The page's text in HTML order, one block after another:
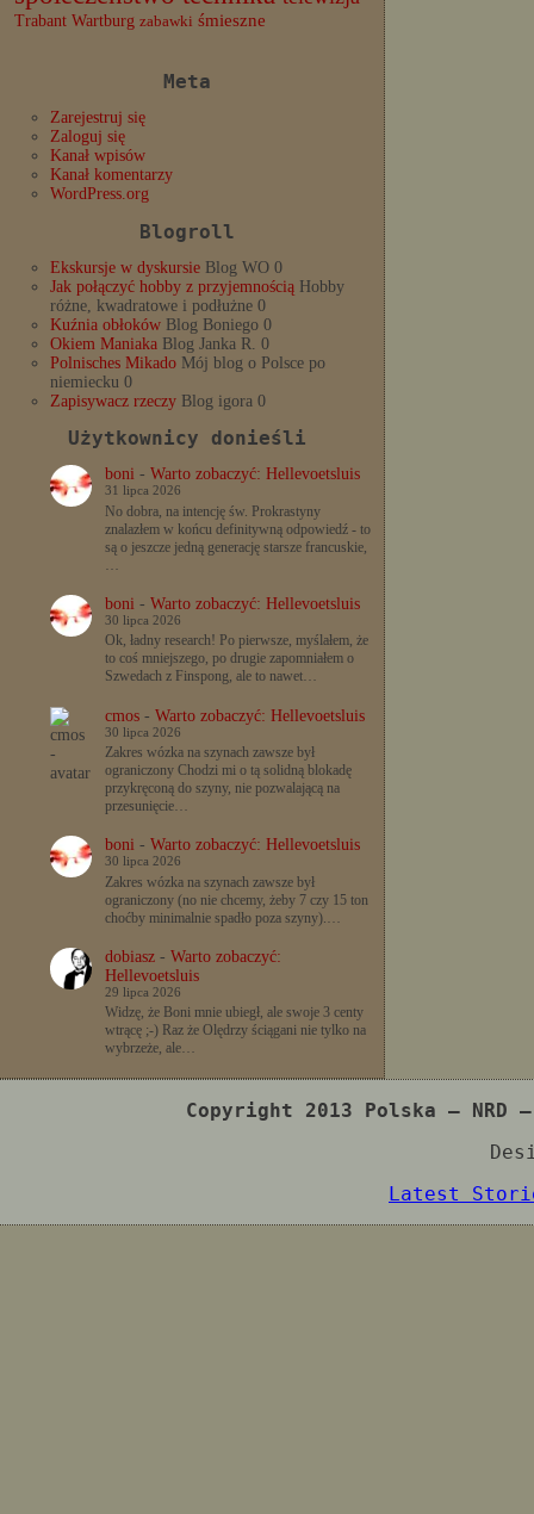
Trabant Wartburg zabawki śmieszne
Meta
Zarejestruj się
Zaloguj się
Kanał wpisów
Kanał komentarzy
WordPress.org
Blogroll
Ekskursje w dyskursie Blog WO 0
Jak połączyć hobby z przyjemnością Hobby
różne, kwadratowe i podłużne 0
Kuźnia obłoków Blog Boniego 0
Okiem Maniaka Blog Janka R. 0
Polnisches Mikado Mój blog o Polsce po
niemiecku 0
Zapisywacz rzeczy Blog igora 0
Użytkownicy donieśli
boni- Warto zobaczyć: Hellevoetsluis
31 lipca 2026
No dobra, na intencję św. Prokrastyny
znalazłem w końcu definitywną odpowiedź - to
są o jeszcze jedną generację starsze francuskie,
…
boni- Warto zobaczyć: Hellevoetsluis
30 lipca 2026
Ok, ładny research! Po pierwsze, myślałem, że
to coś mniejszego, po drugie zapomniałem o
Szwedach z Finspong, ale to nawet…
cmos- Warto zobaczyć: Hellevoetsluis
30 lipca 2026
Zakres wózka na szynach zawsze był
ograniczony Chodzi mi o tą solidną blokadę
przykręconą do szyny, nie pozwalającą na
przesunięcie…
boni- Warto zobaczyć: Hellevoetsluis
30 lipca 2026
Zakres wózka na szynach zawsze był
ograniczony (no nie chcemy, żeby 7 czy 15 ton
choćby minimalnie spadło poza szyny).…
dobiasz- Warto zobaczyć:
Hellevoetsluis
29 lipca 2026
Widzę, że Boni mnie ubiegł, ale swoje 3 centy
wtrącę ;-) Raz że Olędrzy ściągani nie tylko na
wybrzeże, ale…
Copyright 2013 Polska –
Latest